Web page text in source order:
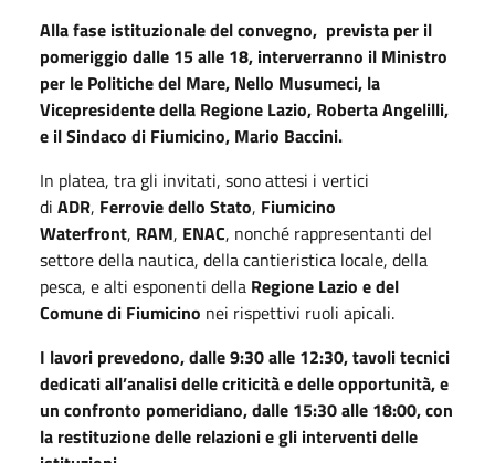
Alla fase istituzionale del convegno, prevista per il
pomeriggio dalle 15 alle 18, interverranno il Ministro
per le Politiche del Mare, Nello Musumeci, la
Vicepresidente della Regione Lazio, Roberta Angelilli,
e il Sindaco di Fiumicino, Mario Baccini.
In platea, tra gli invitati, sono attesi i vertici
di ADR, Ferrovie dello Stato, Fiumicino
Waterfront, RAM, ENAC, nonché rappresentanti del
settore della nautica, della cantieristica locale, della
pesca, e alti esponenti della Regione Lazio e del
Comune di Fiumicino nei rispettivi ruoli apicali.
I lavori prevedono, dalle 9:30 alle 12:30, tavoli tecnici
dedicati all’analisi delle criticità e delle opportunità, e
un confronto pomeridiano, dalle 15:30 alle 18:00, con
la restituzione delle relazioni e gli interventi delle